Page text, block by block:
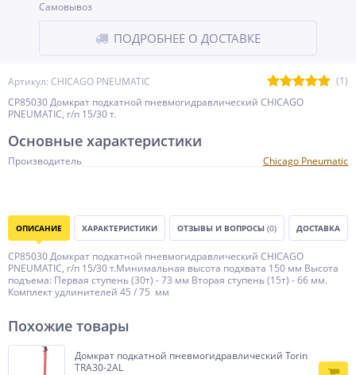
Артикул: CHICAGO PNEUMATIC
(1)
CP85030 Домкрат подкатной пневмогидравлический CHICAGO
PNEUMATIC, г/п 15/30 т.
Самовывоз
ПОДРОБНЕЕ О ДОСТАВКЕ
Основные характеристики
Производитель Chicago Pneumatic
ОПИСАНИЕ ХАРАКТЕРИСТИКИ ОТЗЫВЫ И ВОПРОСЫ (0) ДОСТАВКА
CP85030 Домкрат подкатной пневмогидравлический CHICAGO
PNEUMATIC, г/п 15/30 т.Минимальная высота подхвата 150 мм Высота
подъема: Первая ступень (30т) - 73 мм Вторая ступень (15т) - 66 мм.
Комплект удлинителей 45 / 75 мм
Похожие товары
Домкрат подкатной пневмогидравлический Torin
TRA30-2AL